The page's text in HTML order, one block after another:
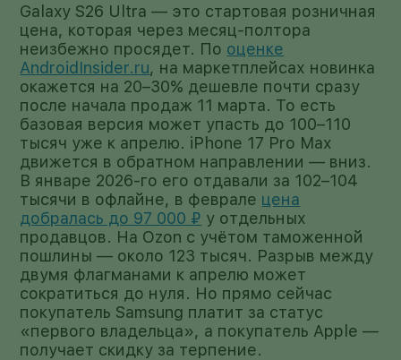
Galaxy S26 Ultra — это стартовая розничная
цена, которая через месяц-полтора
неизбежно просядет. По оценке
AndroidInsider.ru, на маркетплейсах новинка
окажется на 20–30% дешевле почти сразу
после начала продаж 11 марта. То есть
базовая версия может упасть до 100–110
тысяч уже к апрелю. iPhone 17 Pro Max
движется в обратном направлении — вниз.
В январе 2026-го его отдавали за 102–104
тысячи в офлайне, в феврале цена
добралась до 97 000 ₽ у отдельных
продавцов. На Ozon с учётом таможенной
пошлины — около 123 тысяч. Разрыв между
двумя флагманами к апрелю может
сократиться до нуля. Но прямо сейчас
покупатель Samsung платит за статус
«первого владельца», а покупатель Apple —
получает скидку за терпение.